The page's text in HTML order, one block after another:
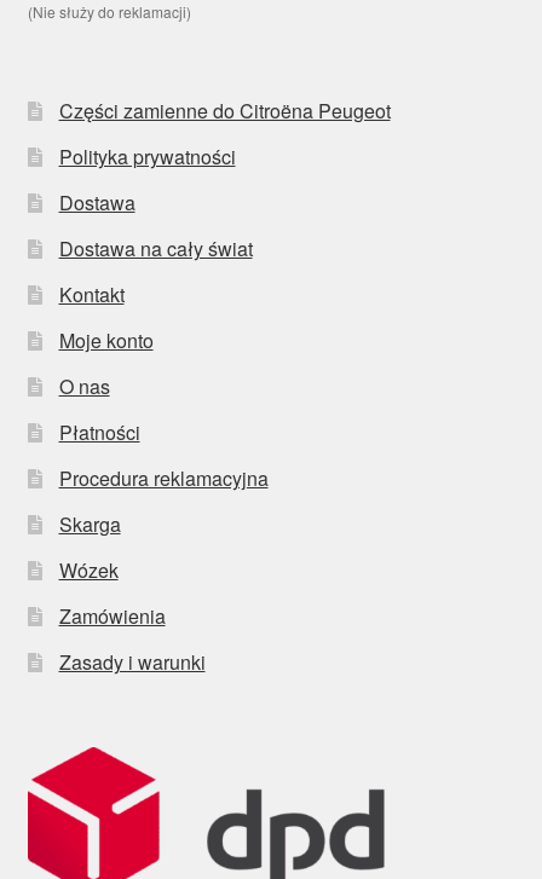
(Nie służy do reklamacji)
Części zamienne do Citroëna Peugeot
Polityka prywatności
Dostawa
Dostawa na cały świat
Kontakt
Moje konto
O nas
Płatności
Procedura reklamacyjna
Skarga
Wózek
Zamówienia
Zasady i warunki